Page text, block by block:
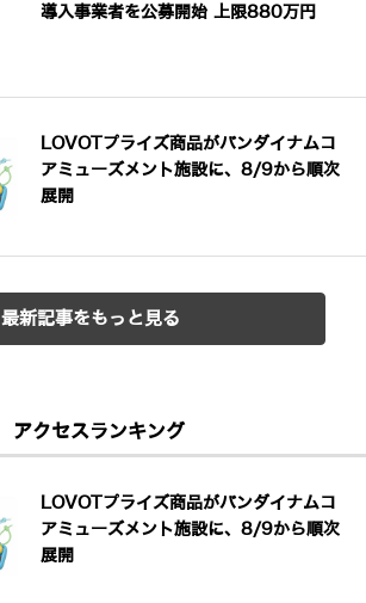
導入事業者を公募開始 上限880万円
LOVOTプライズ商品がバンダイナムコ
アミューズメント施設に、8/9から順次
展開
最新記事をもっと見る
アクセスランキング
LOVOTプライズ商品がバンダイナムコ
アミューズメント施設に、8/9から順次
展開